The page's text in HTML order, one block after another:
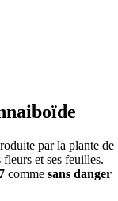
par la plante de
et ses feuilles.
comme sans danger